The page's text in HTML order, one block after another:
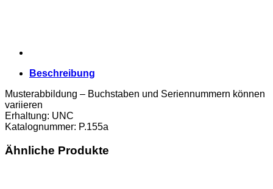
Beschreibung
Musterabbildung – Buchstaben und Seriennummern können
variieren
Erhaltung: UNC
Katalognummer: P.155a
Ähnliche Produkte